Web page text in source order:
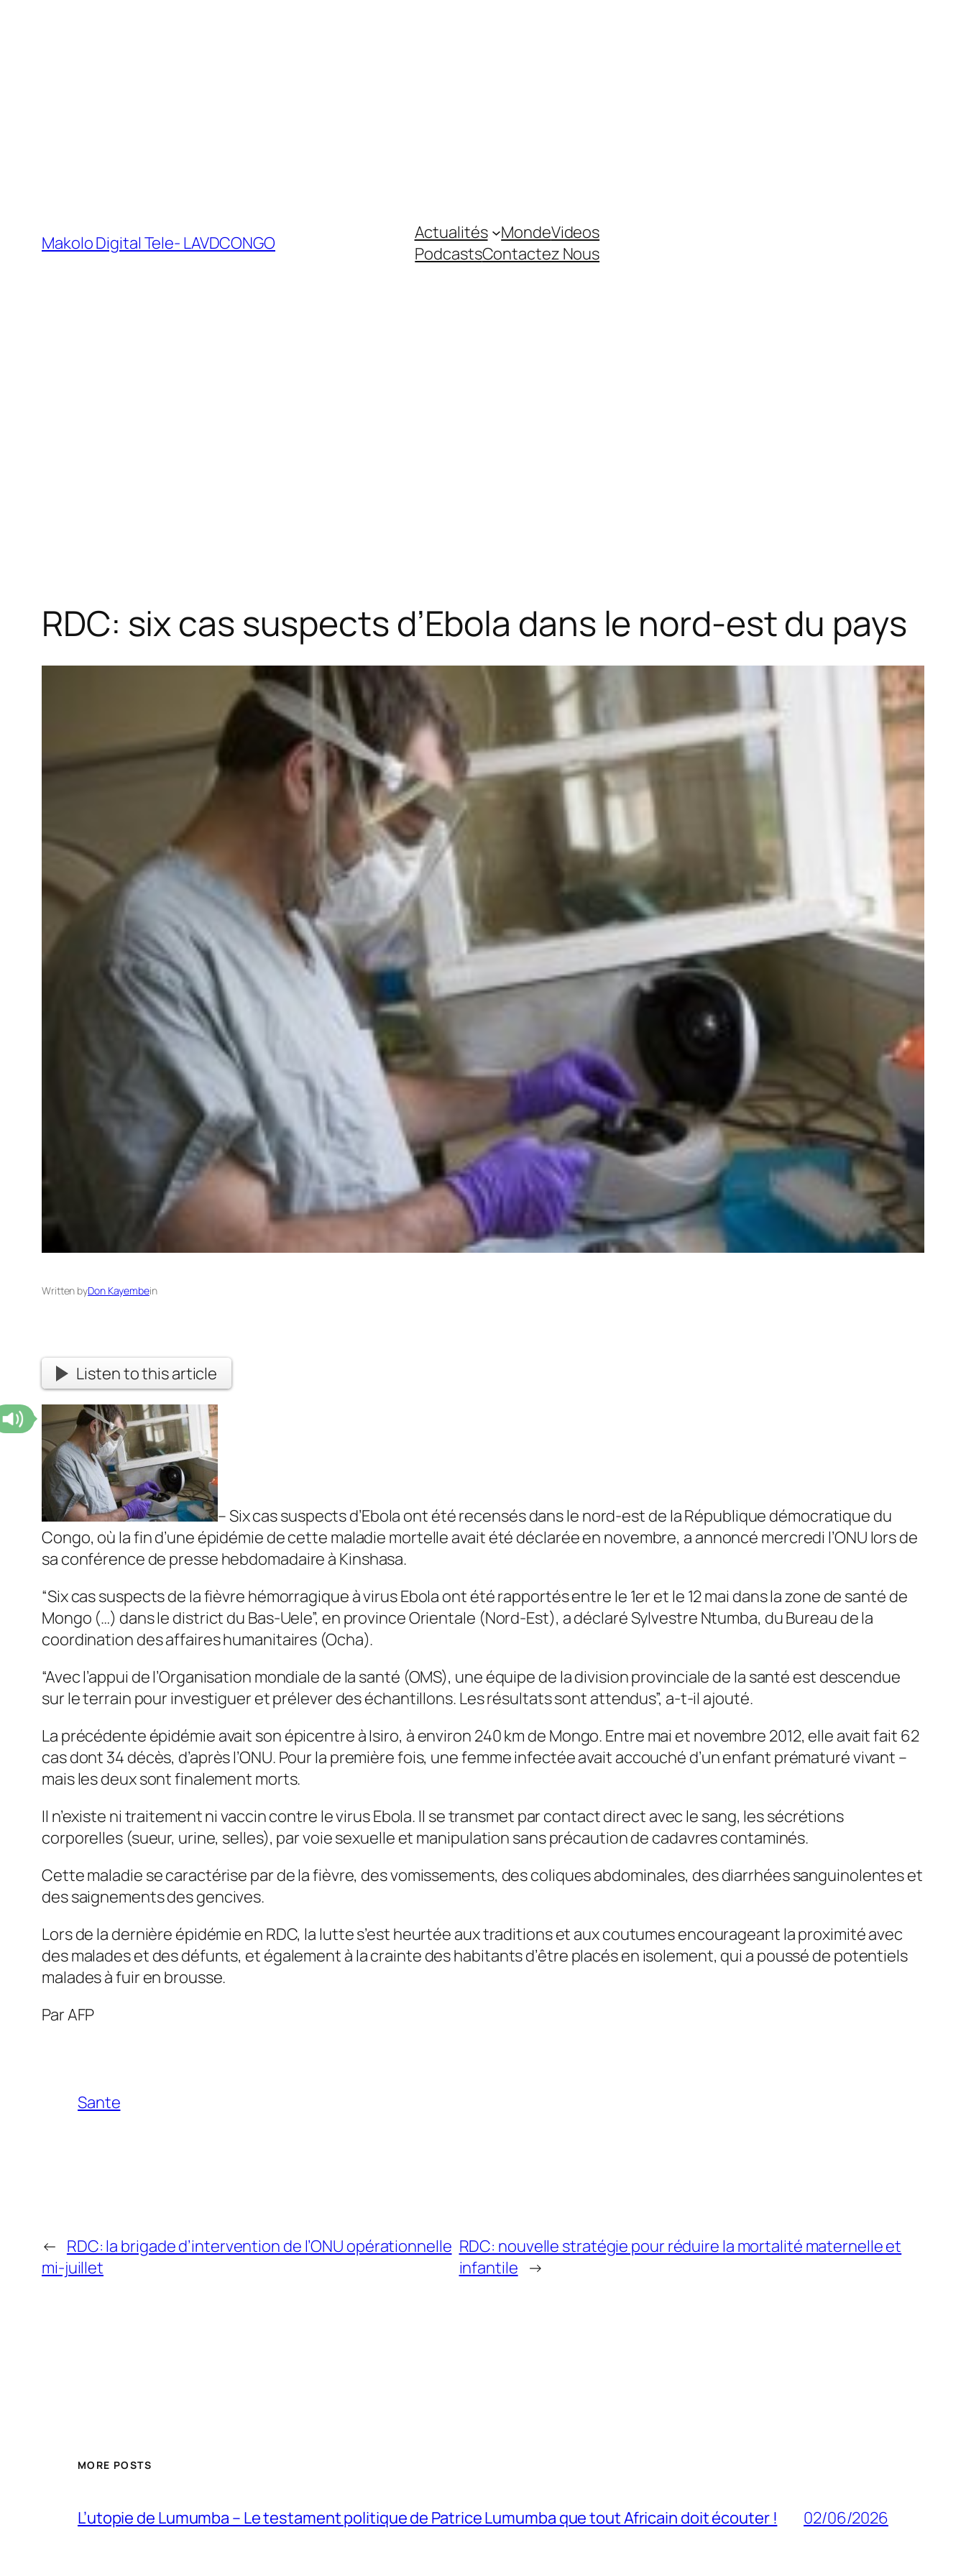
Makolo Digital Tele- LAVDCONGO Actualités MondeVideos
PodcastsContactez Nous
RDC: six cas suspects d’Ebola dans le nord-est du pays
Written byDon Kayembein
Listen to this article
– Six cas suspects d’Ebola ont été recensés dans le nord-est de la République démocratique du
Congo, où la fin d’une épidémie de cette maladie mortelle avait été déclarée en novembre, a annoncé mercredi l’ONU lors de
sa conférence de presse hebdomadaire à Kinshasa.
“Six cas suspects de la fièvre hémorragique à virus Ebola ont été rapportés entre le 1er et le 12 mai dans la zone de santé de
Mongo (…) dans le district du Bas-Uele”, en province Orientale (Nord-Est), a déclaré Sylvestre Ntumba, du Bureau de la
coordination des affaires humanitaires (Ocha).
“Avec l’appui de l’Organisation mondiale de la santé (OMS), une équipe de la division provinciale de la santé est descendue
sur le terrain pour investiguer et prélever des échantillons. Les résultats sont attendus”, a-t-il ajouté.
La précédente épidémie avait son épicentre à Isiro, à environ 240 km de Mongo. Entre mai et novembre 2012, elle avait fait 62
cas dont 34 décès, d’après l’ONU. Pour la première fois, une femme infectée avait accouché d’un enfant prématuré vivant –
mais les deux sont finalement morts.
Il n’existe ni traitement ni vaccin contre le virus Ebola. Il se transmet par contact direct avec le sang, les sécrétions
corporelles (sueur, urine, selles), par voie sexuelle et manipulation sans précaution de cadavres contaminés.
Cette maladie se caractérise par de la fièvre, des vomissements, des coliques abdominales, des diarrhées sanguinolentes et
des saignements des gencives.
Lors de la dernière épidémie en RDC, la lutte s’est heurtée aux traditions et aux coutumes encourageant la proximité avec
des malades et des défunts, et également à la crainte des habitants d’être placés en isolement, qui a poussé de potentiels
malades à fuir en brousse.
Par AFP
Sante
← RDC: la brigade d’intervention de l’ONU opérationnelle
mi-juillet
RDC: nouvelle stratégie pour réduire la mortalité maternelle et
infantile →
MORE POSTS
L’utopie de Lumumba – Le testament politique de Patrice Lumumba que tout Africain doit écouter ! 02/06/2026